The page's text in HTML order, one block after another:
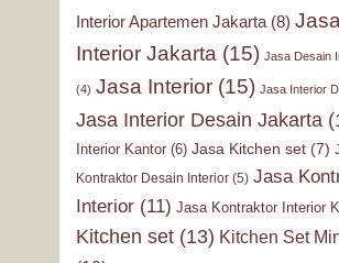
Interior Apartemen Jakarta(8)
Interior Jakarta (15) Jasa Desain
(4) Jasa Interior(15) Jasa Interior
Jasa Interior Desain Jakarta
Interior Kantor(6) Jasa Kitchen set(7)
Kontraktor Desain Interior(5) Jasa
Interior(11) Jasa Kontraktor Interior
Kitchen set(13) Kitchen Set